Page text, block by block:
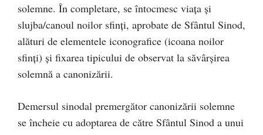
solemne. În completare, se întocmesc viața și
slujba/canoul noilor sfinți, aprobate de Sfântul Sinod,
alături de elementele iconografice (icoana noilor
sfinți) și fixarea tipicului de observat la săvârșirea
solemnă a canonizării.
Demersul sinodal premergător canonizării solemne
se încheie cu adoptarea de către Sfântul Sinod a unui